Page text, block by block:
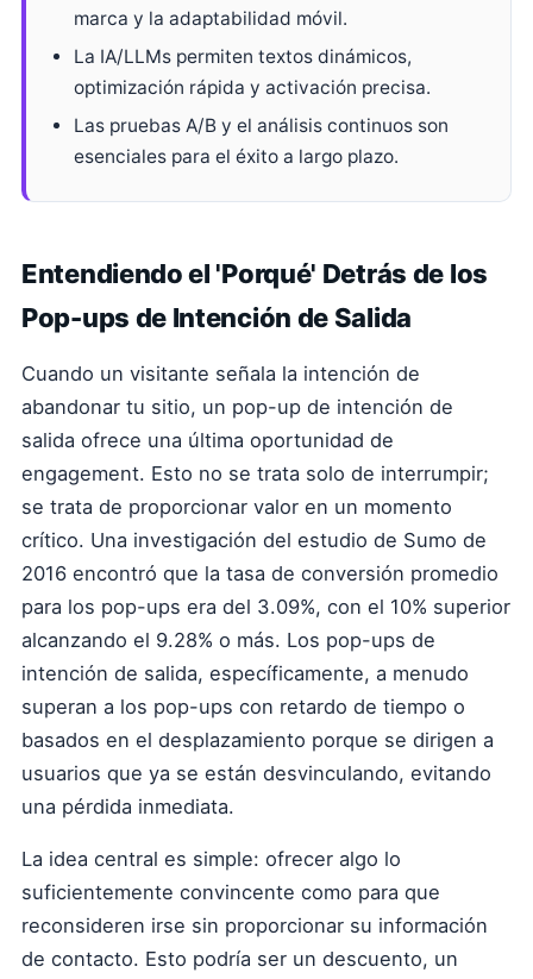
marca y la adaptabilidad móvil.
La IA/LLMs permiten textos dinámicos,
optimización rápida y activación precisa.
Las pruebas A/B y el análisis continuos son
esenciales para el éxito a largo plazo.
Entendiendo el 'Porqué' Detrás de los
Pop-ups de Intención de Salida
Cuando un visitante señala la intención de
abandonar tu sitio, un pop-up de intención de
salida ofrece una última oportunidad de
engagement. Esto no se trata solo de interrumpir;
se trata de proporcionar valor en un momento
crítico. Una investigación del estudio de Sumo de
2016 encontró que la tasa de conversión promedio
para los pop-ups era del 3.09%, con el 10% superior
alcanzando el 9.28% o más. Los pop-ups de
intención de salida, específicamente, a menudo
superan a los pop-ups con retardo de tiempo o
basados en el desplazamiento porque se dirigen a
usuarios que ya se están desvinculando, evitando
una pérdida inmediata.
La idea central es simple: ofrecer algo lo
suficientemente convincente como para que
reconsideren irse sin proporcionar su información
de contacto. Esto podría ser un descuento, un